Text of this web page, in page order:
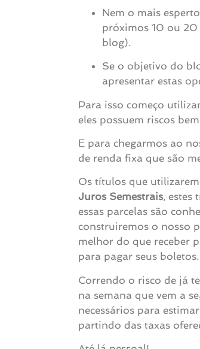
Nem o mais
próximos 10 ou 20
blog).
Se o objetivo do
apresentar estas
Para isso começo
eles possuem riscos
E para chegarmos ao
de renda fixa que são
Os títulos que
Juros Semestrais, estes
essas parcelas são
construiremos o nosso
melhor do que receber
para pagar seus boletos.
Correndo o risco de já
na semana que vem a
necessários para
partindo das taxas